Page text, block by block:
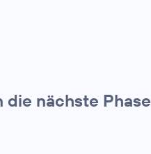
die nächste Phase